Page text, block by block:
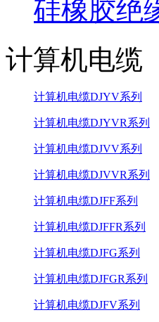
硅橡胶绝
计算机电缆
计算机电缆DJYV系列
计算机电缆DJYVR系列
计算机电缆DJVV系列
计算机电缆DJVVR系列
计算机电缆DJFF系列
计算机电缆DJFFR系列
计算机电缆DJFG系列
计算机电缆DJFGR系列
计算机电缆DJFV系列